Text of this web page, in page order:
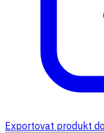
Exportovat produkt